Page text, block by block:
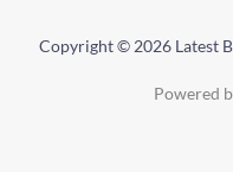
Copyright © 2026 Latest
Powered